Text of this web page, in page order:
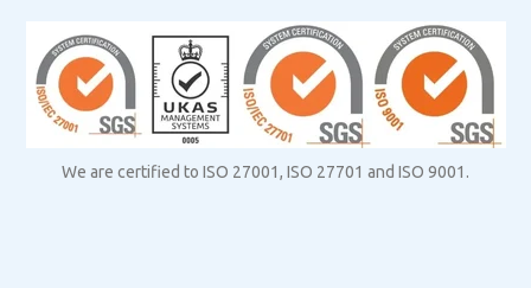
We are certified to ISO 27001, ISO 27701 and ISO 9001.